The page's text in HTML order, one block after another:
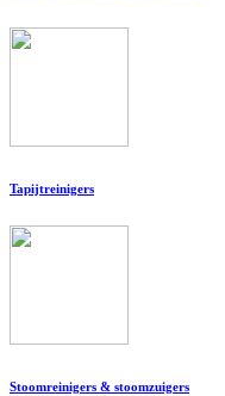
Tapijtreinigers
Stoomreinigers & stoomzuigers